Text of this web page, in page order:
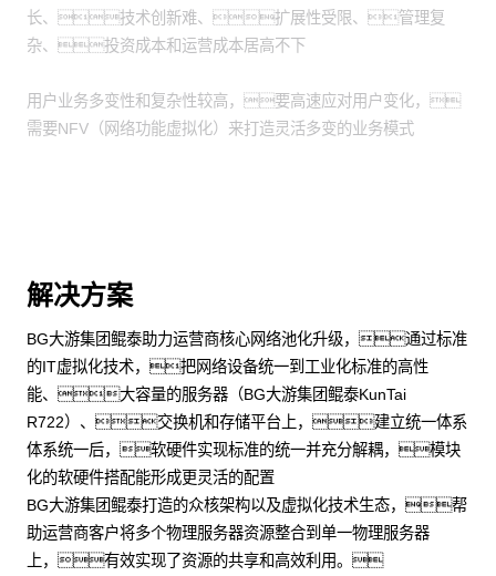
长、技术创新难、扩展性受限、管理复
杂、投资成本和运营成本居高不下
用户业务多变性和复杂性较高，要高速应对用户变化，
需要NFV（网络功能虚拟化）来打造灵活多变的业务模式
解决方案
BG大游集团鲲泰助力运营商核心网络池化升级，通过标准
的IT虚拟化技术，把网络设备统一到工业化标准的高性
能、大容量的服务器（BG大游集团鲲泰KunTai
R722）、交换机和存储平台上，建立统一体系
体系统一后，软硬件实现标准的统一并充分解耦，模块
化的软硬件搭配能形成更灵活的配置
BG大游集团鲲泰打造的众核架构以及虚拟化技术生态，帮
助运营商客户将多个物理服务器资源整合到单一物理服务器
上，有效实现了资源的共享和高效利用。